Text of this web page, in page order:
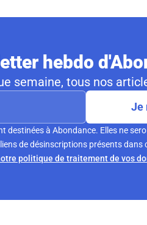
hebdo
semaine, tous nos
Je
à Abondance. Elles ne
de désinscriptions présents dans
politique de traitement de vos